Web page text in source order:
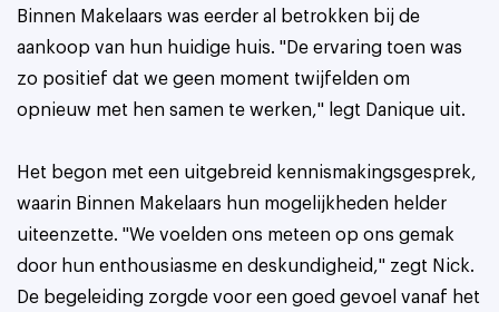
Binnen Makelaars was eerder al betrokken bij de
aankoop van hun huidige huis. "De ervaring toen was
zo positief dat we geen moment twijfelden om
opnieuw met hen samen te werken," legt Danique uit.
Het begon met een uitgebreid kennismakingsgesprek,
waarin Binnen Makelaars hun mogelijkheden helder
uiteenzette. "We voelden ons meteen op ons gemak
door hun enthousiasme en deskundigheid," zegt Nick.
De begeleiding zorgde voor een goed gevoel vanaf het